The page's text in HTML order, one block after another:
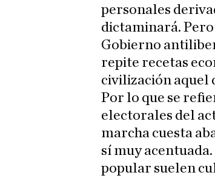
personales
dictaminará.
Gobierno
repite recetas
civilización aquel
Por lo que se
electorales del
marcha cuesta
sí muy
popular suelen